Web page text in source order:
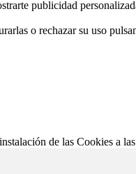
publicidad
o rechazar su uso
de las Cookies a